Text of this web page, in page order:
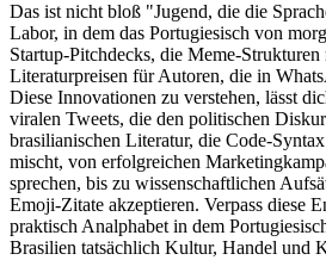
Das ist nicht bloß "Jugend, die die
Labor, in dem das Portugiesisch von
Startup-Pitchdecks, die Meme-Strukturen
Literaturpreisen für Autoren, die in
Diese Innovationen zu verstehen, lässt
viralen Tweets, die den politischen
brasilianischen Literatur, die Code-
mischt, von erfolgreichen
sprechen, bis zu wissenschaftlichen
Emoji-Zitate akzeptieren. Verpass diese
praktisch Analphabet in dem
Brasilien tatsächlich Kultur, Handel und